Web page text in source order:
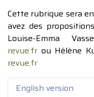
Cette rubrique sera
avez des
Louise-Emma
revue.fr ou Hélène
revue.fr
English version